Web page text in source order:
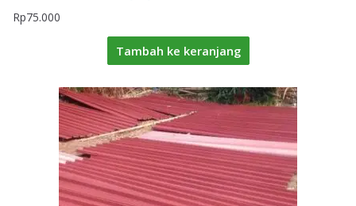
Rp75.000
Tambah ke keranjang